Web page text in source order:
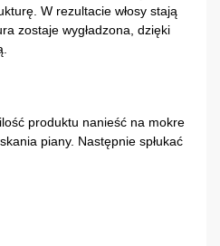
W rezultacie włosy stają
zostaje wygładzona, dzięki
produktu nanieść na mokre
piany. Następnie spłukać